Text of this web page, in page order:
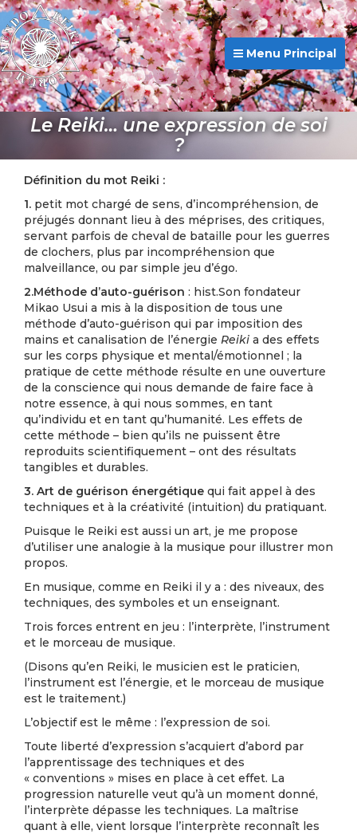
Menu Principal
Le Reiki… une expression de soi
?
Définition du mot Reiki :
1. petit mot chargé de sens, d’incompréhension, de
préjugés donnant lieu à des méprises, des critiques,
servant parfois de cheval de bataille pour les guerres
de clochers, plus par incompréhension que
malveillance, ou par simple jeu d’égo.
2.Méthode d’auto-guérison : hist.Son fondateur
Mikao Usui a mis à la disposition de tous une
méthode d’auto-guérison qui par imposition des
mains et canalisation de l’énergie Reiki a des effets
sur les corps physique et mental/émotionnel ; la
pratique de cette méthode résulte en une ouverture
de la conscience qui nous demande de faire face à
notre essence, à qui nous sommes, en tant
qu’individu et en tant qu’humanité. Les effets de
cette méthode – bien qu’ils ne puissent être
reproduits scientifiquement – ont des résultats
tangibles et durables.
3. Art de guérison énergétique qui fait appel à des
techniques et à la créativité (intuition) du pratiquant.
Puisque le Reiki est aussi un art, je me propose
d’utiliser une analogie à la musique pour illustrer mon
propos.
En musique, comme en Reiki il y a : des niveaux, des
techniques, des symboles et un enseignant.
Trois forces entrent en jeu : l’interprète, l’instrument
et le morceau de musique.
(Disons qu’en Reiki, le musicien est le praticien,
l’instrument est l’énergie, et le morceau de musique
est le traitement.)
L’objectif est le même : l’expression de soi.
Toute liberté d’expression s’acquiert d’abord par
l’apprentissage des techniques et des
« conventions » mises en place à cet effet. La
progression naturelle veut qu’à un moment donné,
l’interprète dépasse les techniques. La maîtrise
quant à elle, vient lorsque l’interprète reconnaît les